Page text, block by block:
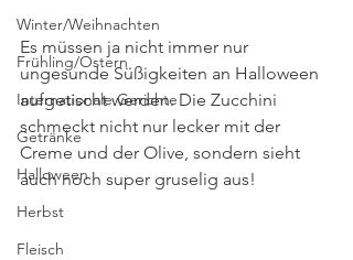
Winter/Weihnachten
Frühling/Ostern
Internationale Gerichte
Getränke
Halloween
Herbst
Fleisch
Es müssen ja nicht immer nur
ungesunde Süßigkeiten an Halloween
aufgetischt werden. Die Zucchini
schmeckt nicht nur lecker mit der
Creme und der Olive, sondern sieht
auch noch super gruselig aus!